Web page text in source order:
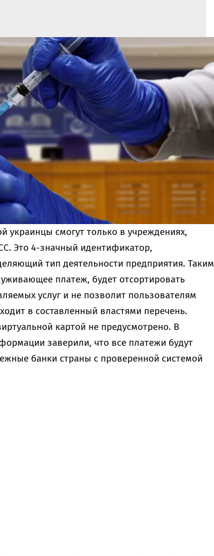
украинцы смогут только в учреждениях,
Это 4-значный идентификатор,
тип деятельности предприятия. Таким
платеж, будет отсортировать
услуг и не позволит пользователям
в составленный властями перечень.
картой не предусмотрено. В
заверили, что все платежи будут
банки страны с проверенной системой